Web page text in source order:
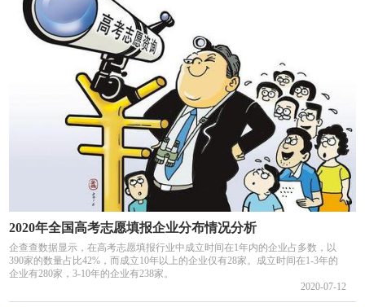
2020年全国高考志愿填报企业分布情况分析
企查查数据显示，在高考志愿填报行业中成立时间在1年内的企业占多数，以
390家的数量占比42%，而成立10年以上的企业仅有28家。成立时间在1-3年的
企业有280家，3-10年的企业有238家。
2020-07-12